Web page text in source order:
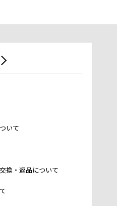
いて
換・返品について